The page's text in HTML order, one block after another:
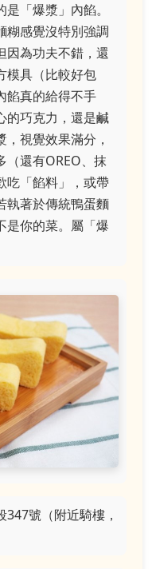
「爆漿」內餡。
糊感覺沒特別強調
因為功夫不錯，還
模具（比較好包
餡真的給得不手
的巧克力，還是鹹
視覺效果滿分，
（還有OREO、抹
吃「餡料」，或帶
執著於傳統鴨蛋麵
是你的菜。屬「爆
號（附近騎樓，